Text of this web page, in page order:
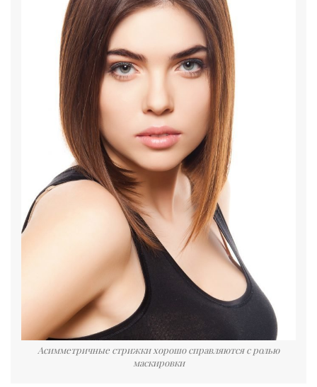
Асимметричные стрижки хорошо справляются с ролью
маскировки